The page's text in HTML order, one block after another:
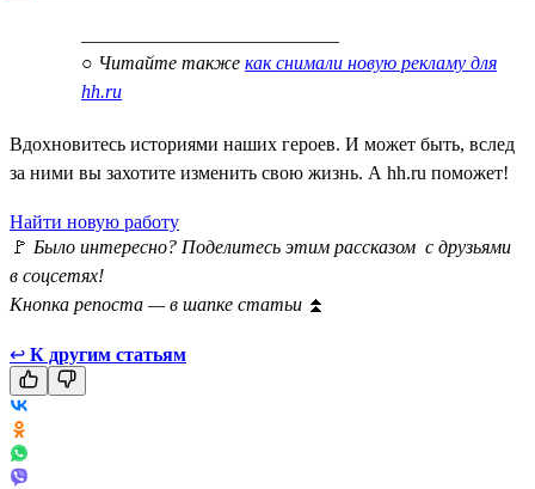
○ Читайте также как снимали новую рекламу для
hh.ru
Вдохновитесь историями наших героев. И может быть, вслед
за ними вы захотите изменить свою жизнь. А hh.ru поможет!
Найти новую работу
🚩 Было интересно? Поделитесь этим рассказом с друзьями
в соцсетях!
Кнопка репоста — в шапке статьи ⏫
↩ К другим статьям